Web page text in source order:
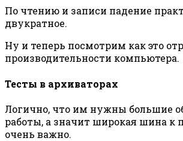
По чтению и записи падение
двукратное.
Ну и теперь посмотрим как это
производительности компьютера.
Тесты в архиваторах
Логично, что им нужны большие
работы, а значит широкая шина к
очень важно.